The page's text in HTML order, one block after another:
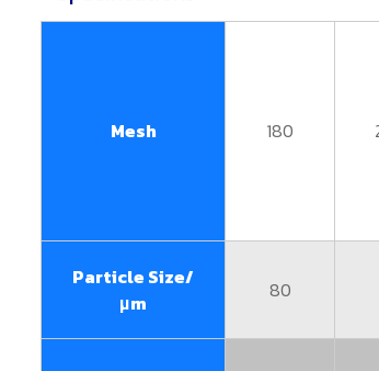
Mesh 180
Particle Size/
μm
80